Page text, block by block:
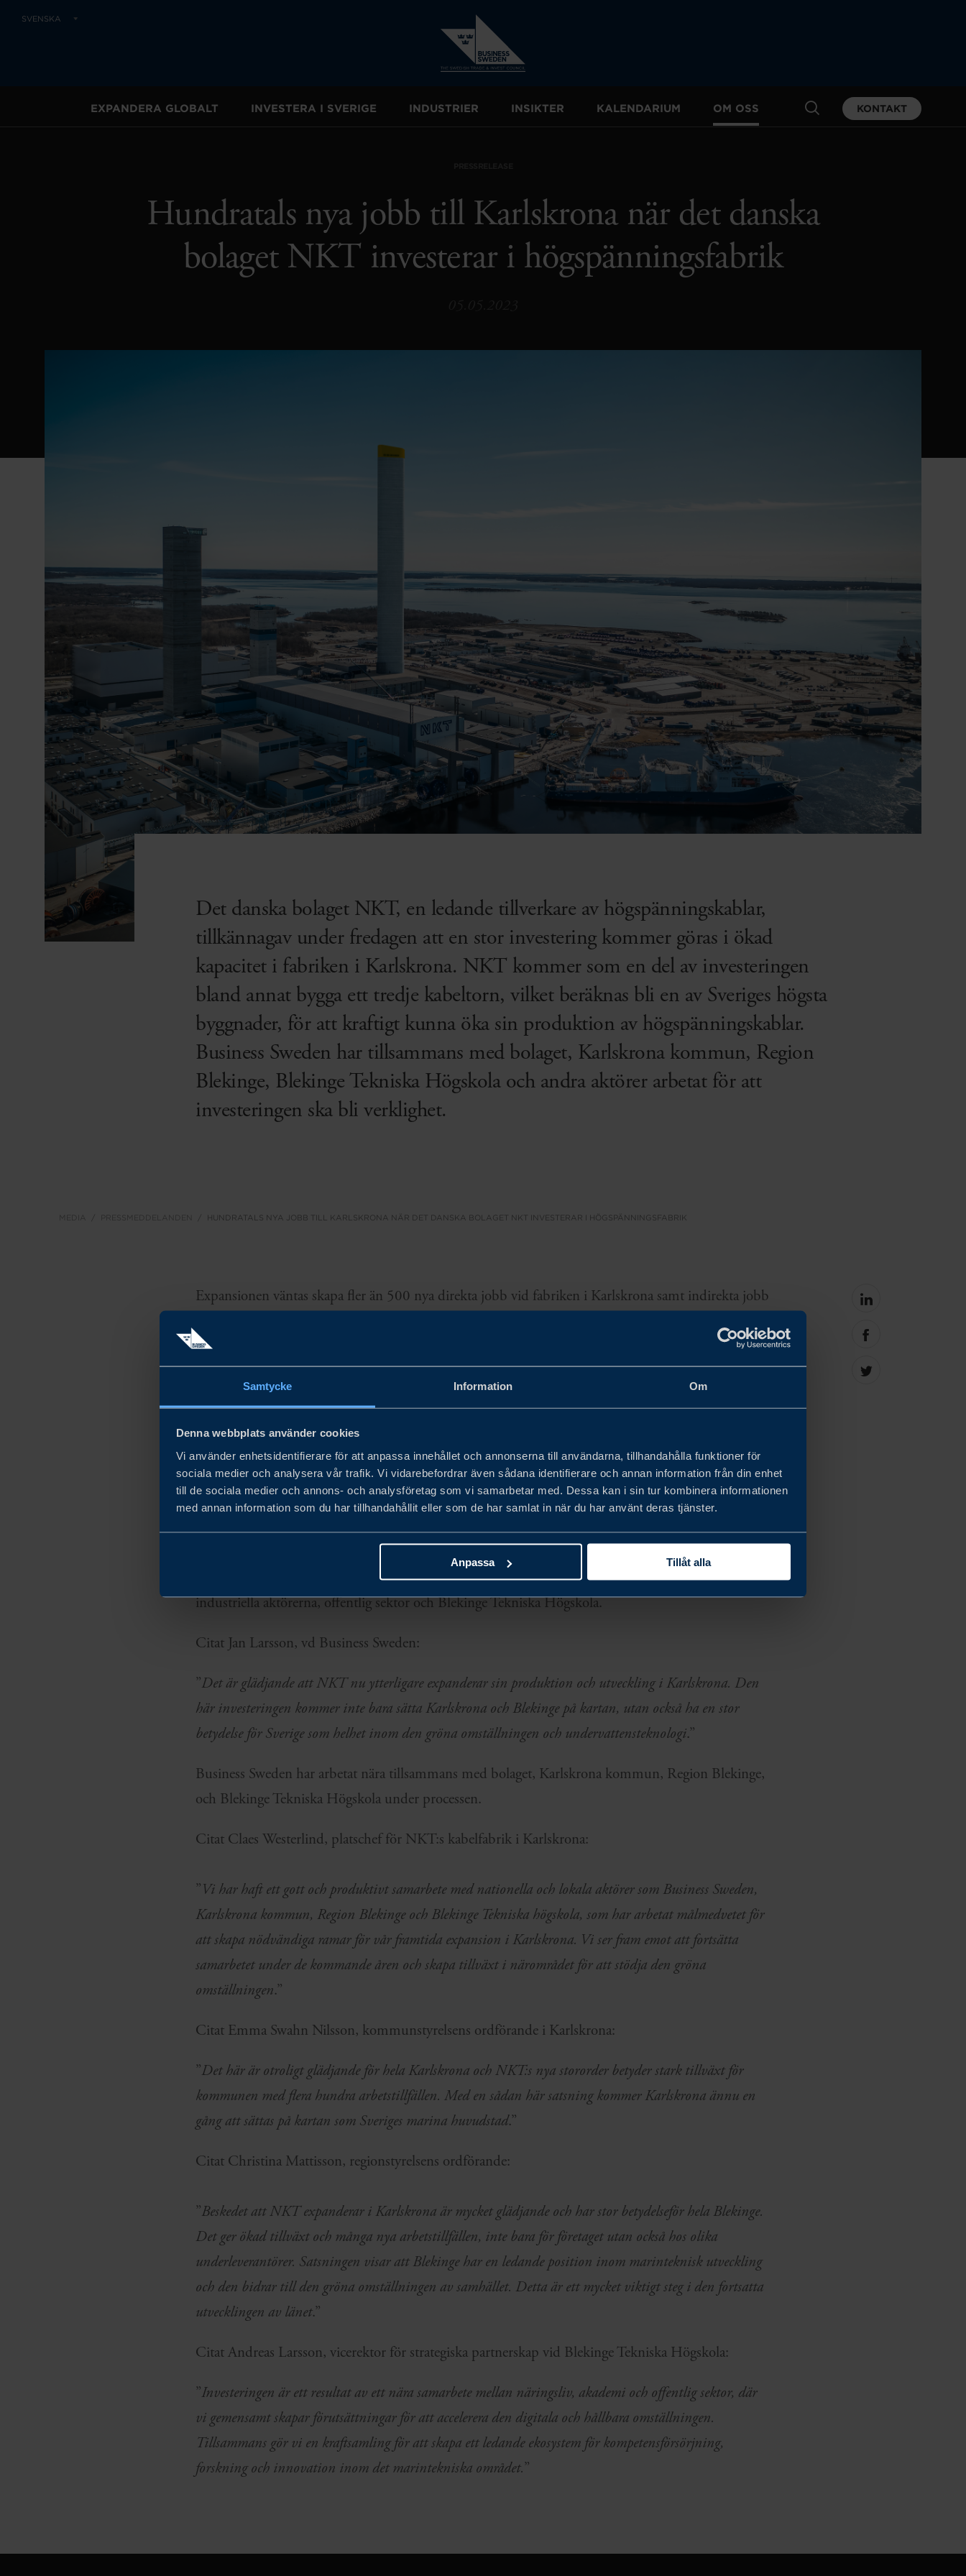
Samtycke Information Om
Denna webbplats använder cookies
Vi använder enhetsidentifierare för att anpassa innehållet och annonserna till användarna, tillhandahålla funktioner för
sociala medier och analysera vår trafik. Vi vidarebefordrar även sådana identifierare och annan information från din enhet
till de sociala medier och annons- och analysföretag som vi samarbetar med. Dessa kan i sin tur kombinera informationen
med annan information som du har tillhandahållit eller som de har samlat in när du har använt deras tjänster.
Anpassa Tillåt alla
SVENSKA
EXPANDERA GLOBALT INVESTERA I SVERIGE INDUSTRIER INSIKTER KALENDARIUM OM OSS KONTAKT
Hundratals nya jobb till Karlskrona när det danska
bolaget NKT investerar i högspänningsfabrik
Det danska bolaget NKT, en ledande tillverkare av högspänningskablar,
tillkännagav under fredagen att en stor investering kommer göras i ökad
kapacitet i fabriken i Karlskrona. NKT kommer som en del av investeringen
bland annat bygga ett tredje kabeltorn, vilket beräknas bli en av Sveriges högsta
byggnader, för att kraftigt kunna öka sin produktion av högspänningskablar.
Business Sweden har tillsammans med bolaget, Karlskrona kommun, Region
Blekinge, Blekinge Tekniska Högskola och andra aktörer arbetat för att
investeringen ska bli verklighet.
HUNDRATALS NYA JOBB TILL KARLSKRONA NÄR DET DANSKA BOLAGET NKT INVESTERAR I HÖGSPÄNNINGSFABRIK
Expansionen väntas skapa fler än 500 nya direkta jobb vid fabriken i Karlskrona samt indirekta jobb
Högspänningskablar är en möjliggörare för ökad installation av förnyelsebara energikällor och en
viktig del av den gröna omställningen, både i Sverige och utomlands.
NKT:s investering kommer bidra till Europas förmåga att utveckla distributionen av förnyelsebara
energikällor och öka den teknologiska utvecklingen i Blekinge och Sverige. Investeringen är en
strategiskt viktig del för att driva den gröna omställningen och möta den ökade efterfrågan på
högspänningskablar på världsmarknaden.
För att utveckla framtidens exportlösningar och kompetensförsörjningsbehov kommer investeringen
även leda till att regionens kluster och innovationsekosystem stärks till en världsledande nod för
forskning och utveckling inom marin teknik. Detta genom en fortsatt nära samverkan mellan de
industriella aktörerna, offentlig sektor och Blekinge Tekniska Högskola.
Citat Jan Larsson, vd Business Sweden:
”Det är glädjande att NKT nu ytterligare expanderar sin produktion och utveckling i Karlskrona. Den
här investeringen kommer inte bara sätta Karlskrona och Blekinge på kartan, utan också ha en stor
betydelse för Sverige som helhet inom den gröna omställningen och undervattensteknologi.”
Business Sweden har arbetat nära tillsammans med bolaget, Karlskrona kommun, Region Blekinge,
och Blekinge Tekniska Högskola under processen.
Citat Claes Westerlind, platschef för NKT:s kabelfabrik i Karlskrona:
”Vi har haft ett gott och produktivt samarbete med nationella och lokala aktörer som Business Sweden,
Karlskrona kommun, Region Blekinge och Blekinge Tekniska högskola, som har arbetat målmedvetet för
att skapa nödvändiga ramar för vår framtida expansion i Karlskrona. Vi ser fram emot att fortsätta
samarbetet under de kommande åren och skapa tillväxt i närområdet för att stödja den gröna
omställningen.”
Citat Emma Swahn Nilsson, kommunstyrelsens ordförande i Karlskrona:
”Det här är otroligt glädjande för hela Karlskrona och NKT:s nya stororder betyder stark tillväxt för
kommunen med flera hundra arbetstillfällen. Med en sådan här satsning kommer Karlskrona ännu en
gång att sättas på kartan som Sveriges marina huvudstad.”
Citat Christina Mattisson, regionstyrelsens ordförande:
”Beskedet att NKT expanderar i Karlskrona är mycket glädjande och har stor betydelseför hela Blekinge.
Det ger ökad tillväxt och många nya arbetstillfällen, inte bara för företaget utan också hos olika
underleverantörer. Satsningen visar att Blekinge har en ledande position inom marinteknisk utveckling
och den bidrar till den gröna omställningen av samhället. Detta är ett mycket viktigt steg i den fortsatta
utvecklingen av länet.”
Citat Andreas Larsson, vicerektor för strategiska partnerskap vid Blekinge Tekniska Högskola:
”Investeringen är ett resultat av ett nära samarbete mellan näringsliv, akademi och offentlig sektor, där
vi gemensamt skapar förutsättningar för att accelerera den digitala och hållbara omställningen.
Tillsammans gör vi en kraftsamling för att skapa ett ledande ekosystem för kompetensförsörjning,
forskning och innovation inom det marintekniska området.”
Share
linkedin
Share
facebook
Share